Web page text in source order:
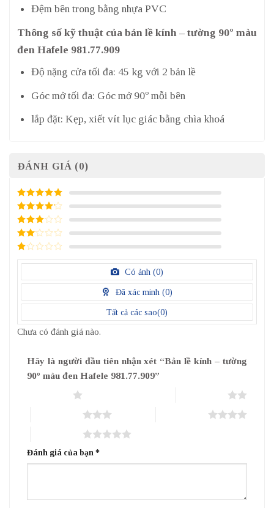
Đệm bên trong bằng nhựa PVC
Thông số kỹ thuật của bản lề kính – tường 90º màu
đen Hafele 981.77.909
Độ nặng cửa tối đa: 45 kg với 2 bản lề
Góc mở tối đa: Góc mở 90º mỗi bên
lắp đặt: Kẹp, xiết vít lục giác bằng chìa khoá
ĐÁNH GIÁ (0)
5/ 5 điểm
4/ 5
điểm
3/ 5
điểm
2/
điểm
1
điểm
Có ảnh (0)
Đã xác minh (0)
Tất cả các sao(0)
Chưa có đánh giá nào.
Hãy là người đầu tiên nhận xét “Bản lề kính – tường
90º màu đen Hafele 981.77.909”
Đánh giá của bạn *